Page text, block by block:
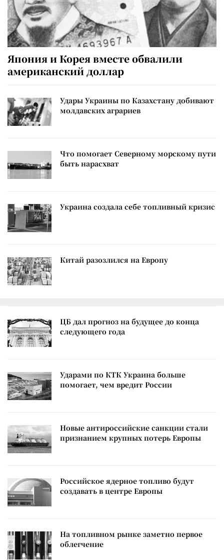
Япония и Корея вместе обвалили
американский доллар
Удары Украины по Казахстану добивают
молдавских аграриев
Что помогает Северному морскому пути
быть нарасхват
Украина создала себе топливный кризис
Китай разозлился на Европу
ЦБ дал прогноз на будущее до конца
следующего года
Ударами по КТК Украина больше
помогает, чем вредит России
Новые антироссийские санкции стали
признанием крупных потерь Европы
Российское ядерное топливо будут
создавать в центре Европы
На топливном рынке заметно первое
облегчение